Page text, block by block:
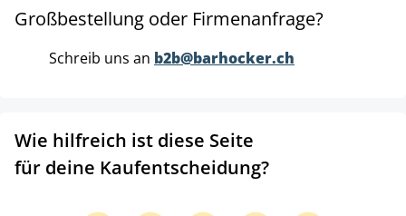
Großbestellung oder Firmenanfrage?
Schreib uns an b2b@barhocker.ch
Wie hilfreich ist diese Seite
für deine Kaufentscheidung?